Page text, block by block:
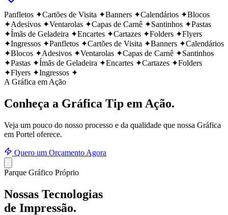
Panfletos ✦Cartões de Visita ✦Banners ✦Calendários ✦Blocos
✦Adesivos ✦Ventarolas ✦Capas de Carnê ✦Santinhos ✦Pastas
✦Ímãs de Geladeira ✦Encartes ✦Cartazes ✦Folders ✦Flyers
✦Ingressos ✦Panfletos ✦Cartões de Visita ✦Banners ✦Calendários
✦Blocos ✦Adesivos ✦Ventarolas ✦Capas de Carnê ✦Santinhos
✦Pastas ✦Ímãs de Geladeira ✦Encartes ✦Cartazes ✦Folders
✦Flyers ✦Ingressos ✦
A Gráfica em Ação
Conheça a Gráfica Tip em Ação.
Veja um pouco do nosso processo e da qualidade que nossa Gráfica
em Portel oferece.
Quero um Orçamento Agora
Parque Gráfico Próprio
Nossas Tecnologias
de Impressão.